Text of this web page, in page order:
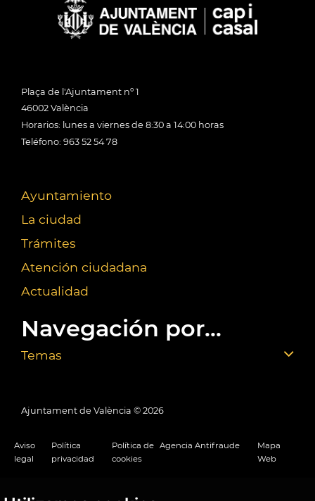
Plaça de l'Ajuntament nº 1
46002 València
Horarios: lunes a viernes de 8:30 a 14:00 horas
Teléfono: 963 52 54 78
Ayuntamiento
La ciudad
Trámites
Atención ciudadana
Actualidad
Navegación por...
Temas
Ajuntament de València © 2026
Aviso
legal
Política
privacidad
Política de
cookies
Agencia Antifraude
Mapa
Web